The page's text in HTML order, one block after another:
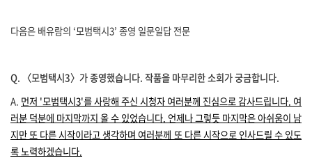
다음은 배유람의 ‘모범택시3’ 종영 일문일답 전문
Q. 〈모범택시3〉가 종영했습니다. 작품을 마무리한 소회가 궁금합니다.
A. 먼저 '모범택시3'를 사랑해 주신 시청자 여러분께 진심으로 감사드립니다. 여
러분 덕분에 마지막까지 올 수 있었습니다. 언제나 그렇듯 마지막은 아쉬움이 남
지만 또 다른 시작이라고 생각하며 여러분께 또 다른 시작으로 인사드릴 수 있도
록 노력하겠습니다.